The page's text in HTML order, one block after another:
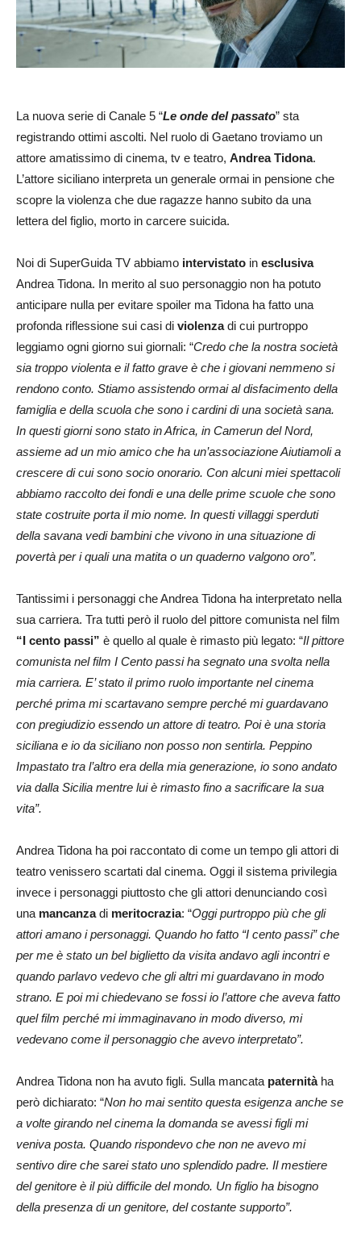
La nuova serie di Canale 5 “Le onde del passato” sta
registrando ottimi ascolti. Nel ruolo di Gaetano troviamo un
attore amatissimo di cinema, tv e teatro, Andrea Tidona.
L’attore siciliano interpreta un generale ormai in pensione che
scopre la violenza che due ragazze hanno subito da una
lettera del figlio, morto in carcere suicida.
Noi di SuperGuida TV abbiamo intervistato in esclusiva
Andrea Tidona. In merito al suo personaggio non ha potuto
anticipare nulla per evitare spoiler ma Tidona ha fatto una
profonda riflessione sui casi di violenzadi cui purtroppo
leggiamo ogni giorno sui giornali: “Credo che la nostra società
sia troppo violenta e il fatto grave è che i giovani nemmeno si
rendono conto. Stiamo assistendo ormai al disfacimento della
famiglia e della scuola che sono i cardini di una società sana.
In questi giorni sono stato in Africa, in Camerun del Nord,
assieme ad un mio amico che ha un’associazione Aiutiamoli a
crescere di cui sono socio onorario. Con alcuni miei spettacoli
abbiamo raccolto dei fondi e una delle prime scuole che sono
state costruite porta il mio nome. In questi villaggi sperduti
della savana vedi bambini che vivono in una situazione di
povertà per i quali una matita o un quaderno valgono oro”.
Tantissimi i personaggi che Andrea Tidona ha interpretato nella
sua carriera. Tra tutti però il ruolo del pittore comunista nel film
“I cento passi” è quello al quale è rimasto più legato: “Il pittore
comunista nel film I Cento passi ha segnato una svolta nella
mia carriera. E’ stato il primo ruolo importante nel cinema
perché prima mi scartavano sempre perché mi guardavano
con pregiudizio essendo un attore di teatro. Poi è una storia
siciliana e io da siciliano non posso non sentirla. Peppino
Impastato tra l’altro era della mia generazione, io sono andato
via dalla Sicilia mentre lui è rimasto fino a sacrificare la sua
vita”.
Andrea Tidona ha poi raccontato di come un tempo gli attori di
teatro venissero scartati dal cinema. Oggi il sistema privilegia
invece i personaggi piuttosto che gli attori denunciando così
una mancanzadi meritocrazia: “Oggi purtroppo più che gli
attori amano i personaggi. Quando ho fatto “I cento passi” che
per me è stato un bel biglietto da visita andavo agli incontri e
quando parlavo vedevo che gli altri mi guardavano in modo
strano. E poi mi chiedevano se fossi io l’attore che aveva fatto
quel film perché mi immaginavano in modo diverso, mi
vedevano come il personaggio che avevo interpretato”.
Andrea Tidona non ha avuto figli. Sulla mancata paternitàha
però dichiarato: “Non ho mai sentito questa esigenza anche se
a volte girando nel cinema la domanda se avessi figli mi
veniva posta. Quando rispondevo che non ne avevo mi
sentivo dire che sarei stato uno splendido padre. Il mestiere
del genitore è il più difficile del mondo. Un figlio ha bisogno
della presenza di un genitore, del costante supporto”.